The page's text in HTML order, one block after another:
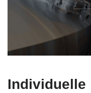
Individuelle